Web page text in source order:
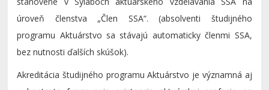
úroveň členstva „Člen SSA“. (absolventi študijného
programu Aktuárstvo sa stávajú automaticky členmi SSA,
bez nutnosti ďalších skúšok).
Akreditácia študijného programu Aktuárstvo je významná aj